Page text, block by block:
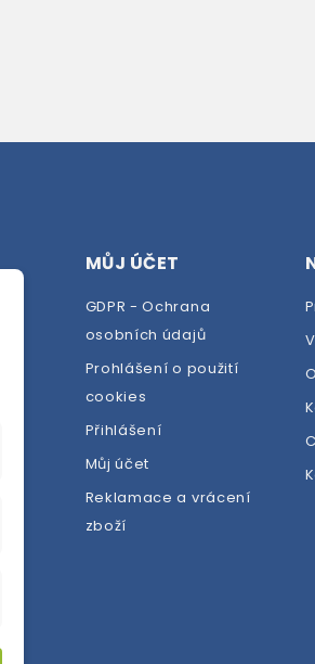
MŮJ ÚČET
GDPR - Ochrana
osobních údajů
Prohlášení o použití
cookies
Přihlášení
Můj účet
Reklamace a vrácení
zboží